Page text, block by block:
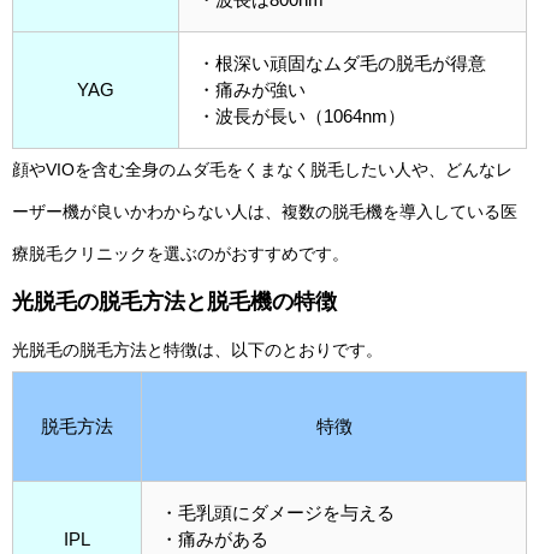
YAG
・根深い頑固なムダ毛の脱毛が得意
・痛みが強い
・波長が長い（1064nm）
顔やVIOを含む全身のムダ毛をくまなく脱毛したい人や、どんなレ
ーザー機が良いかわからない人は、複数の脱毛機を導入している医
療脱毛クリニックを選ぶのがおすすめです。
光脱毛の脱毛方法と脱毛機の特徴
光脱毛の脱毛方法と特徴は、以下のとおりです。
脱毛方法 特徴
IPL
・毛乳頭にダメージを与える
・痛みがある